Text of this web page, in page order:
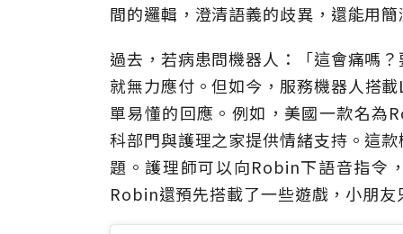
間的邏輯，澄清語義的歧異，還能用
過去，若病患問機器人：「這會痛嗎
就無力應付。但如今，服務機器人搭
單易懂的回應。例如，美國一款名為
科部門與護理之家提供情緒支持。這
題。護理師可以向Robin下語音指令
Robin還預先搭載了一些遊戲，小朋